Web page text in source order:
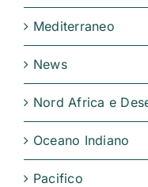
Mediterraneo
News
Nord Africa e
Oceano Indiano
Pacifico